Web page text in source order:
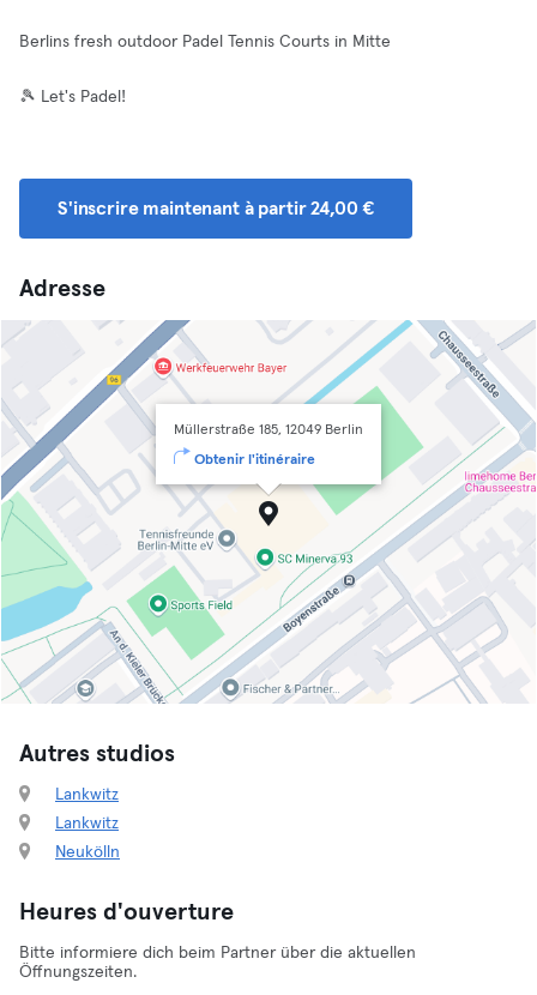
Berlins fresh outdoor Padel Tennis Courts in Mitte
🎾 Let's Padel!
S'inscrire maintenant à partir 24,00 €
Adresse
Müllerstraße 185, 12049 Berlin
Obtenir l'itinéraire
Autres studios
Lankwitz
Lankwitz
Neukölln
Heures d'ouverture
Bitte informiere dich beim Partner über die aktuellen
Öffnungszeiten.